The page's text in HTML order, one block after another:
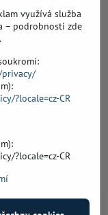
využívá služba
– podrobnosti zde
privacy/
?locale=cz-CR
?locale=cz-CR